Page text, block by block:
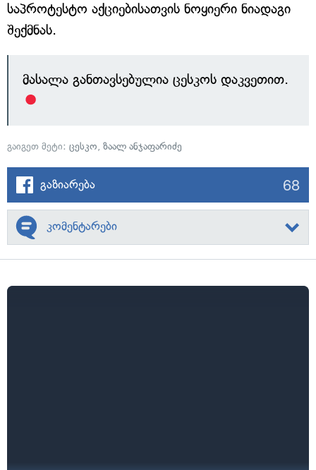
საპროტესტო აქციებისათვის ნოყიერი ნიადაგი
შექმნას.
მასალა განთავსებულია ცესკოს დაკვეთით.
გაიგეთ მეტი: ცესკო, ზაალ ანჯაფარიძე
გაზიარება 68
კომენტარები